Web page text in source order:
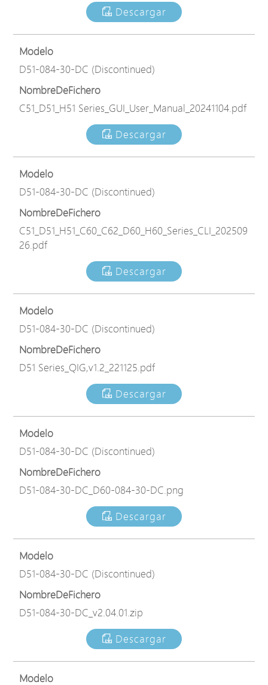
Descargar
Modelo
D51-084-30-DC (Discontinued)
NombreDeFichero
C51_D51_H51 Series_GUI_User_Manual_20241104.pdf
Descargar
Modelo
D51-084-30-DC (Discontinued)
NombreDeFichero
C51_D51_H51_C60_C62_D60_H60_Series_CLI_202509
26.pdf
Descargar
Modelo
D51-084-30-DC (Discontinued)
NombreDeFichero
D51 Series_QIG,v1.2_221125.pdf
Descargar
Modelo
D51-084-30-DC (Discontinued)
NombreDeFichero
D51-084-30-DC_D60-084-30-DC.png
Descargar
Modelo
D51-084-30-DC (Discontinued)
NombreDeFichero
D51-084-30-DC_v2.04.01.zip
Descargar
Modelo